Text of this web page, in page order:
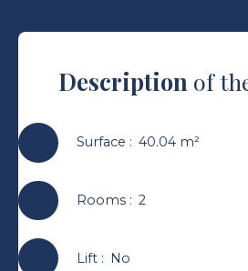
Description of
Surface : 40.04 m²
Rooms: 2
Lift: No